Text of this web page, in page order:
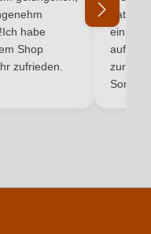
pro 100 ml
301 kJ / 72 kcal
Eiweiß und Salz
vergessen
habe
Shop
zufrieden.
hat
einmal
auf
zurück
Son...